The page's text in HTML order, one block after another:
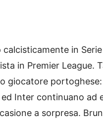
calcisticamente in
in Premier League.
giocatore portoghese:
Inter continuano ad
a sorpresa.